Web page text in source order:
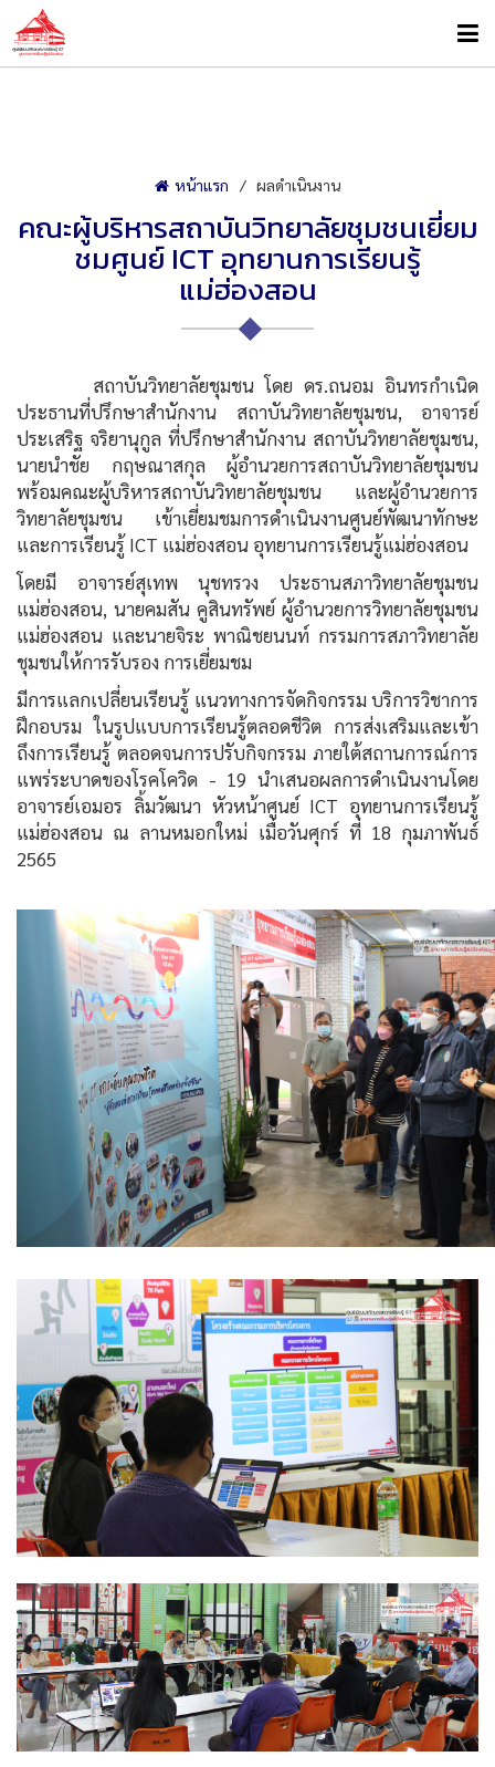
หน้าแรก ผลดำเนินงาน
คณะผู้บริหารสถาบันวิทยาลัยชุมชนเยี่ยม
ชมศูนย์ ICT อุทยานการเรียนรู้
แม่ฮ่องสอน
สถาบันวิทยาลัยชุมชน โดย ดร.ถนอม อินทรกำเนิด
ประธานที่ปรึกษาสำนักงาน สถาบันวิทยาลัยชุมชน, อาจารย์
ประเสริฐ จริยานุกูล ที่ปรึกษาสำนักงาน สถาบันวิทยาลัยชุมชน,
นายนำชัย กฤษณาสกุล ผู้อำนวยการสถาบันวิทยาลัยชุมชน
พร้อมคณะผู้บริหารสถาบันวิทยาลัยชุมชน และผู้อำนวยการ
วิทยาลัยชุมชน เข้าเยี่ยมชมการดำเนินงานศูนย์พัฒนาทักษะ
และการเรียนรู้ ICT แม่ฮ่องสอน อุทยานการเรียนรู้แม่ฮ่องสอน
โดยมี อาจารย์สุเทพ นุชทรวง ประธานสภาวิทยาลัยชุมชน
แม่ฮ่องสอน, นายคมสัน คูสินทรัพย์ ผู้อำนวยการวิทยาลัยชุมชน
แม่ฮ่องสอน และนายจิระ พาณิชยนนท์ กรรมการสภาวิทยาลัย
ชุมชนให้การรับรอง การเยี่ยมชม
มีการแลกเปลี่ยนเรียนรู้ แนวทางการจัดกิจกรรม บริการวิชาการ
ฝึกอบรม ในรูปแบบการเรียนรู้ตลอดชีวิต การส่งเสริมและเข้า
ถึงการเรียนรู้ ตลอดจนการปรับกิจกรรม ภายใต้สถานการณ์การ
แพร่ระบาดของโรคโควิด - 19 นำเสนอผลการดำเนินงานโดย
อาจารย์เอมอร ลิ้มวัฒนา หัวหน้าศูนย์ ICT อุทยานการเรียนรู้
แม่ฮ่องสอน ณ ลานหมอกใหม่ เมื่อวันศุกร์ ที่ 18 กุมภาพันธ์
2565